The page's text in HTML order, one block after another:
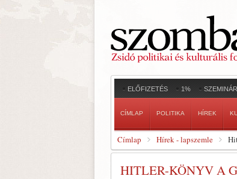
ELŐFIZETÉS 1%
CÍMLAP POLITIKA HÍREK
Címlap Hírek - lapszemle
HITLER-KÖNYV A